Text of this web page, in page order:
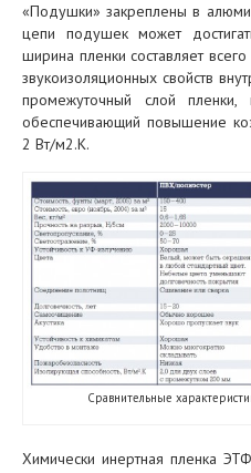
«Подушки» закреплены в
цепи подушек может
ширина пленки составляет
звукоизоляционных свойств
промежуточный слой
обеспечивающий повышение
2 Вт/м2.К.
Сравнительные
Химически инертная пленка